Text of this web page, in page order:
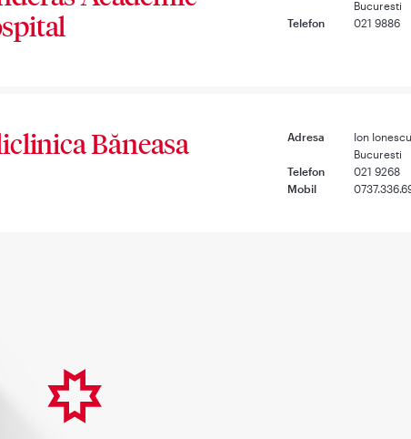
Bucuresti
Telefon
021 9886
Băneasa Adresa
Ion
Bucuresti
Telefon
021 9268
Mobil